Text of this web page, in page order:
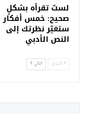
لستَ تقرأه بشكلٍ
صحيح: خمس أفكار
ستغيّر نظرتك إلى
النص الأدبي
السابق التالي